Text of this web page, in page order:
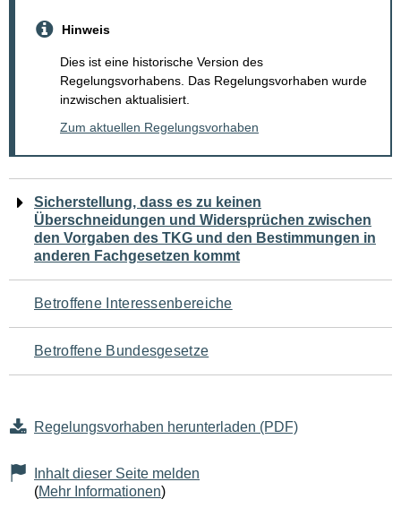
Hinweis
Dies ist eine historische Version des
Regelungsvorhabens. Das Regelungsvorhaben wurde
inzwischen aktualisiert.
Zum aktuellen Regelungsvorhaben
Navigation
für
den
Seiteninhalt
Sicherstellung, dass es zu keinen
Überschneidungen und Widersprüchen zwischen
den Vorgaben des TKG und den Bestimmungen in
anderen Fachgesetzen kommt
Betroffene Interessenbereiche
Betroffene Bundesgesetze
Regelungsvorhaben herunterladen (PDF)
Inhalt dieser Seite melden
(Mehr Informationen)